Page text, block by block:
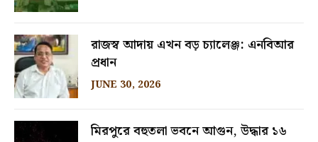
রাজস্ব আদায় এখন বড় চ্যালেঞ্জ: এনবিআর
প্রধান
JUNE 30, 2026
মিরপুরে বহুতলা ভবনে আগুন, উদ্ধার ১৬